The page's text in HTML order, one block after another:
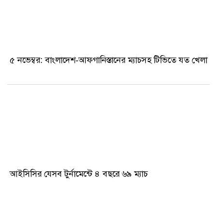
৫ নভেম্বর: বাংলাদেশ-আফগানিস্তানের ম্যাচসহ টিভিতে যত খেলা
আইসিসির যেসব টুর্নামেন্টে ৪ বছরে ৬৯ ম্যাচ